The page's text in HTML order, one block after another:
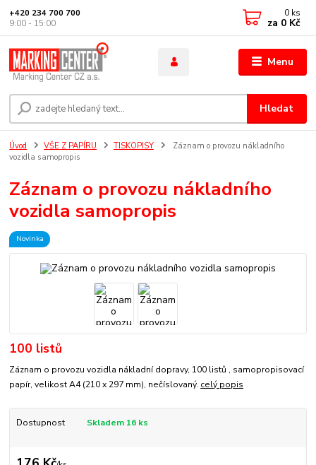
Menu
Hledat
+420 234 700 700
9:00 - 15:00
0 ks
za 0 Kč
Úvod VŠE Z PAPÍRU TISKOPISY
Záznam o provozu nákladního
vozidla samopropis
Záznam o provozu nákladního
vozidla samopropis
Novinka
100 listů
Záznam o provozu vozidla nákladní dopravy, 100 listů , samopropisovací
papír, velikost A4 (210 x 297 mm), nečíslovaný. celý popis
Dostupnost Skladem 16 ks